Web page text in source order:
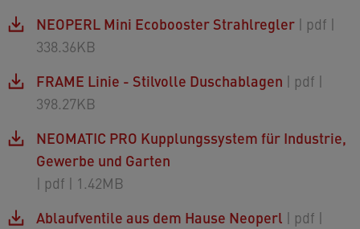
NEOPERL Mini Ecobooster Strahlregler | pdf |
338.36KB
FRAME Linie - Stilvolle Duschablagen | pdf |
398.27KB
NEOMATIC PRO Kupplungssystem für Industrie,
Gewerbe und Garten
| pdf | 1.42MB
Ablaufventile aus dem Hause Neoperl | pdf |